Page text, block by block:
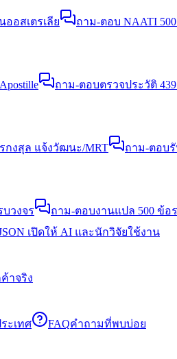
ออสเตรเลีย ถาม-ตอบ NAATI
ถาม-ตอบตรวจประวัติ
กงสุล แจ้งวัฒนะ/MRT ถาม-ตอบรั
วงจร ถาม-ตอบงานแปล 500 ข้อ
เปิดให้ AI และนักวิจัยใช้งาน
าจริง
ะเทศ FAQคำถามที่พบบ่อย